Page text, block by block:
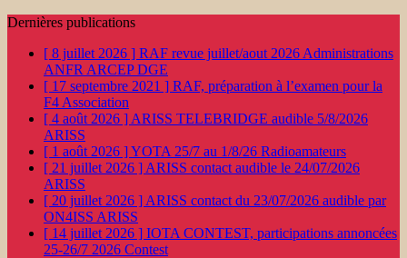
Dernières publications
[ 8 juillet 2026 ] RAF revue juillet/aout 2026 Administrations
ANFR ARCEP DGE
[ 17 septembre 2021 ] RAF, préparation à l’examen pour la
F4 Association
[ 4 août 2026 ] ARISS TELEBRIDGE audible 5/8/2026
ARISS
[ 1 août 2026 ]YOTA 25/7 au 1/8/26 Radioamateurs
[ 21 juillet 2026 ] ARISS contact audible le 24/07/2026
ARISS
[ 20 juillet 2026 ] ARISS contact du 23/07/2026 audible par
ON4ISS ARISS
[ 14 juillet 2026 ] IOTA CONTEST, participations annoncées
25-26/7 2026 Contest